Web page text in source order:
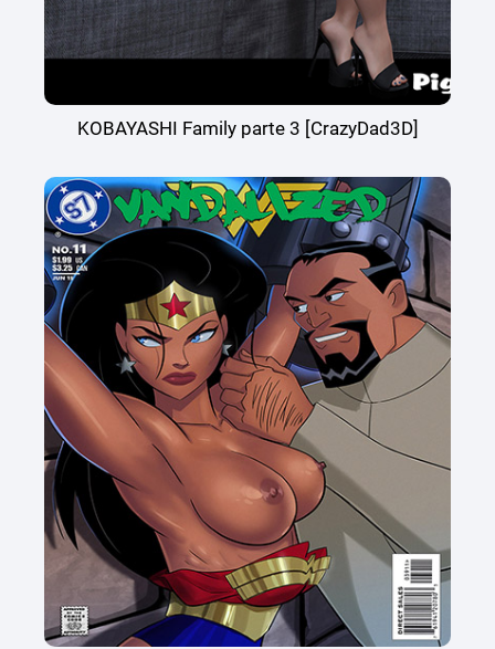
KOBAYASHI Family parte 3 [CrazyDad3D]